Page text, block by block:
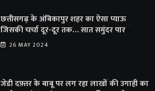
छत्तीसगढ़ के अंबिकापुर शहर का ऐसा प्याऊ
जिसकी चर्चा दूर-दूर तक… सात समुंदर पार
अमेरिका से भी पहुंचा सहयोग
26 MAY 2024
जेडी दफ़्तर के बाबू पर लग रहा लाखों की उगाही का